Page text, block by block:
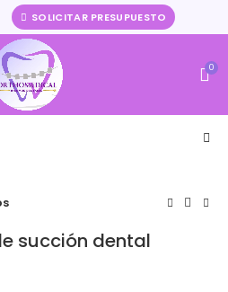
SOLICITAR PRESUPUESTO
0
succión dental